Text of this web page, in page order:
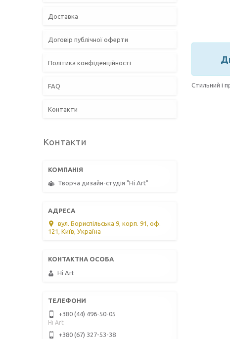
Стильний і
Доставка
Договір публічної оферти
Політика конфіденційності
FAQ
Контакти
Контакти
Творча дизайн-студія "Hi Art"
вул. Бориспільська 9, корп. 91, оф.
121, Київ, Україна
Hi Art
+380 (44) 496-50-05
Hi Art
+380 (67) 327-53-38